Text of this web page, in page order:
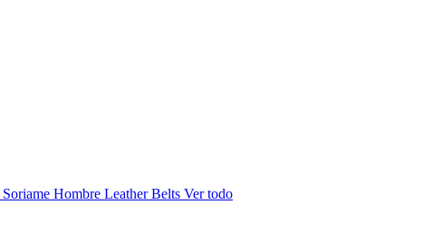
Soriame Hombre Leather Belts Ver todo